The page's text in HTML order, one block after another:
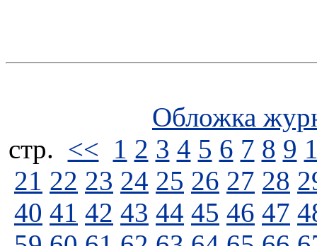
Обложка
стp. << 1 2 3 4 5 6 7 8 9
21 22 23 24 25 26 27 28
40 41 42 43 44 45 46 47